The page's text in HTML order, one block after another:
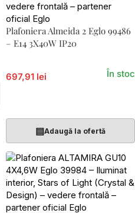
Plafoniera Almeida 2 Eglo 99486
– E14 3X40W IP20
697,91 lei În stoc
▤Adaugă la ofertă